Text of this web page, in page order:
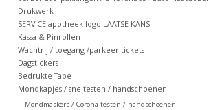
Drukwerk
SERVICE apotheek logo LAATSE KANS
Kassa & Pinrollen
Wachtrij / toegang /parkeer tickets
Dagstickers
Bedrukte Tape
Mondkapjes / sneltesten / handschoenen
Mondmaskers / Corona testen / handschoenen